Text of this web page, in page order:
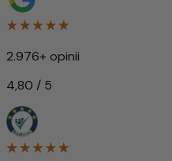
2.976+ opinii
4,80 / 5